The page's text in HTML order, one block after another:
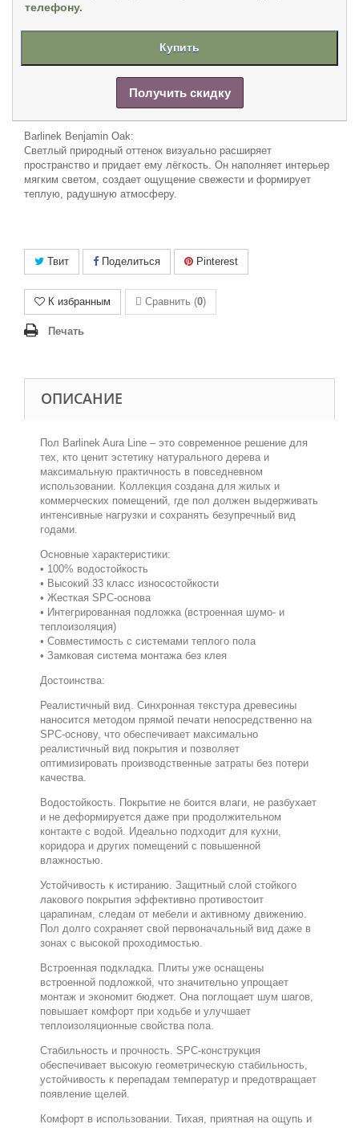
телефону.
Купить
Получить скидку
Barlinek Benjamin Oak:
Светлый природный оттенок визуально расширяет
пространство и придает ему лёгкость. Он наполняет интерьер
мягким светом, создает ощущение свежести и формирует
теплую, радушную атмосферу.
Твит Поделиться Pinterest
К избранным Сравнить (0)
Печать
ОПИСАНИЕ
Пол Barlinek Aura Line – это современное решение для
тех, кто ценит эстетику натурального дерева и
максимальную практичность в повседневном
использовании. Коллекция создана для жилых и
коммерческих помещений, где пол должен выдерживать
интенсивные нагрузки и сохранять безупречный вид
годами.
Основные характеристики:
• 100% водостойкость
• Высокий 33 класс износостойкости
• Жесткая SPC-основа
• Интегрированная подложка (встроенная шумо- и
теплоизоляция)
• Совместимость с системами теплого пола
• Замковая система монтажа без клея
Достоинства:
Реалистичный вид. Синхронная текстура древесины
наносится методом прямой печати непосредственно на
SPC-основу, что обеспечивает максимально
реалистичный вид покрытия и позволяет
оптимизировать производственные затраты без потери
качества.
Водостойкость. Покрытие не боится влаги, не разбухает
и не деформируется даже при продолжительном
контакте с водой. Идеально подходит для кухни,
коридора и других помещений с повышенной
влажностью.
Устойчивость к истиранию. Защитный слой стойкого
лакового покрытия эффективно противостоит
царапинам, следам от мебели и активному движению.
Пол долго сохраняет свой первоначальный вид даже в
зонах с высокой проходимостью.
Встроенная подкладка. Плиты уже оснащены
встроенной подложкой, что значительно упрощает
монтаж и экономит бюджет. Она поглощает шум шагов,
повышает комфорт при ходьбе и улучшает
теплоизоляционные свойства пола.
Стабильность и прочность. SPC-конструкция
обеспечивает высокую геометрическую стабильность,
устойчивость к перепадам температур и предотвращает
появление щелей.
Комфорт в использовании. Тихая, приятная на ощупь и